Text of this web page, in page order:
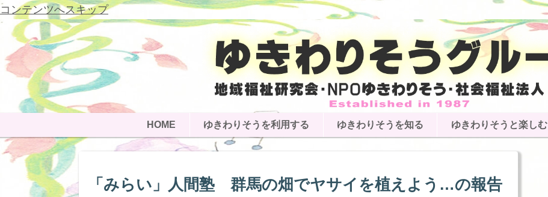
コンテンツへスキップ
HOME ゆきわりそうを利用する ゆきわりそうを知る ゆきわりそうと楽しむ
「みらい」人間塾 群馬の畑でヤサイを植えよう…の報告